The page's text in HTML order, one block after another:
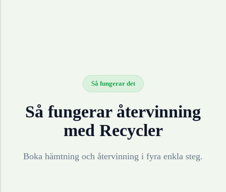
Så fungerar det
Så fungerar återvinning
med Recycler
Boka hämtning och återvinning i fyra enkla steg.